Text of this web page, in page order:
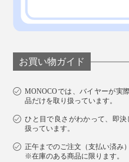
お買い物ガイド
MONOCOでは、バイヤーが実
品だけを取り扱っています。
ひと目で良さがわかって、即決
扱っています。
正午までのご注文（支払い済み
※在庫のある商品に限ります。